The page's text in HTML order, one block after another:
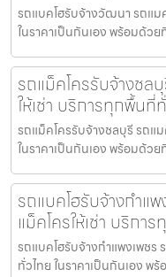
รถแบคโฮรับจ้างวัฒนา รถแม
ในราคาเป็นกันเอง พร้อมด้ว
รถแม็คโครรับจ้างชล
ให้เช่า บริการทุกพื้นที่
รถแม็คโครรับจ้างชลบุรี รถแม
ในราคาเป็นกันเอง พร้อมด้ว
รถแบคโฮรับจ้างกำแ
แม็คโครให้เช่า บริกา
รถแบคโฮรับจ้างกำแพงเพชร
ทั่วไทย ในราคาเป็นกันเอง